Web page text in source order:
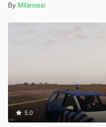
By Milanossi
5.0